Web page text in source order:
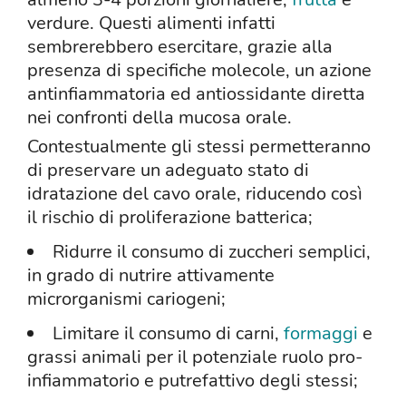
verdure. Questi alimenti infatti
sembrerebbero esercitare, grazie alla
presenza di specifiche molecole, un azione
antinfiammatoria ed antiossidante diretta
nei confronti della mucosa orale.
Contestualmente gli stessi permetteranno
di preservare un adeguato stato di
idratazione del cavo orale, riducendo così
il rischio di proliferazione batterica;
Ridurre il consumo di zuccheri semplici,
in grado di nutrire attivamente
microrganismi cariogeni;
Limitare il consumo di carni, formaggi e
grassi animali per il potenziale ruolo pro-
infiammatorio e putrefattivo degli stessi;